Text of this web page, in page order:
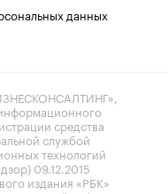
данных
средства
службой
технологий
09.12.2015
издания «РБК»